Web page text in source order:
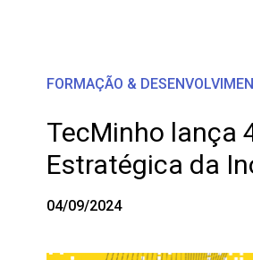
FORMAÇÃO &
TecMinho lança
Estratégica da
04/09/2024